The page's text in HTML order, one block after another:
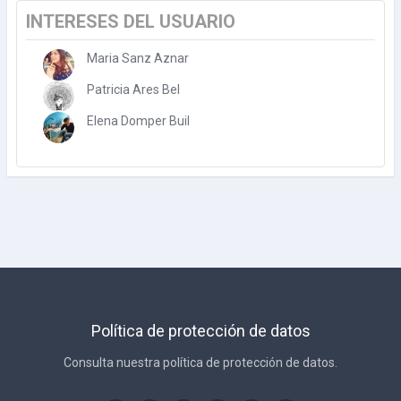
INTERESES DEL USUARIO
Maria Sanz Aznar
Patricia Ares Bel
Elena Domper Buil
Política de protección de datos
Consulta nuestra política de protección de datos.